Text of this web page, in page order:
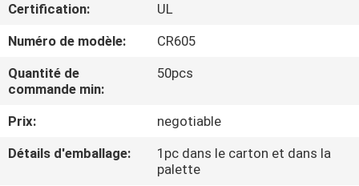
PROPOS
DE
NOUS
VISITE
DE
Certification:
UL
Numéro de modèle:
CR605
Quantité de
commande min:
50pcs
Prix:
negotiable
Détails d'emballage:
1pc dans le carton et dans la
palette